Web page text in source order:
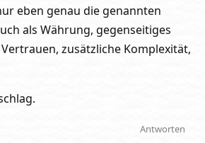
eben genau die genannten
als Währung, gegenseitiges
zusätzliche Komplexität,
Antworten